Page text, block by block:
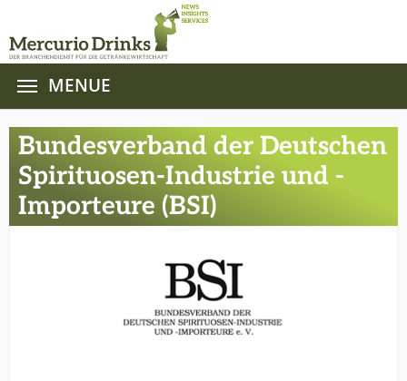
MENUE
Bundesverband der Deutschen
Spirituosen-Industrie und -
Importeure (BSI)